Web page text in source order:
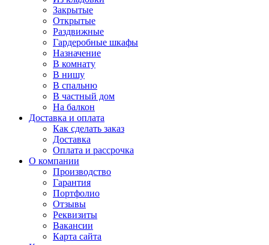
Закрытые
Открытые
Раздвижные
Гардеробные шкафы
Назначение
В комнату
В нишу
В спальню
В частный дом
На балкон
Доставка и оплата
Как сделать заказ
Доставка
Оплата и рассрочка
О компании
Производство
Гарантия
Портфолио
Отзывы
Реквизиты
Вакансии
Карта сайта